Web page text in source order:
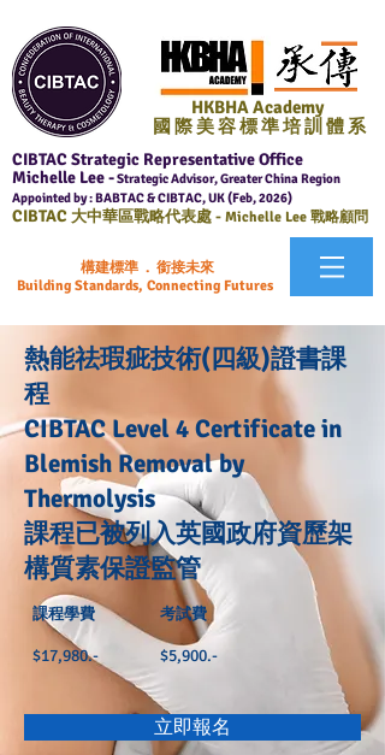
HKBHA Academy
國 際 美 容 標 準 培 訓 體 系
CIBTAC Strategic Representative Office
Michelle Lee -Strategic Advisor, Greater China Region
Appointed by : BABTAC & CIBTAC, UK (Feb, 2026)
CIBTAC大中華區戰略代表處 - Michelle Lee 戰略顧問
構建標準 . 銜接未來
Building Standards, Connecting Futures
熱能祛瑕疵技術(四級)證書課
程
CIBTAC Level 4 Certificate in
Blemish Removal by
Thermolysis
課程已被列入英國政府資歷架
構質素保證監管
課程學費
$17,980.-
考試費
$5,900.-
立即報名